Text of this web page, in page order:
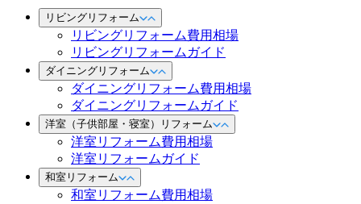
リビングリフォーム
リビングリフォーム費用相場
リビングリフォームガイド
ダイニングリフォーム
ダイニングリフォーム費用相場
ダイニングリフォームガイド
洋室（子供部屋・寝室）リフォーム
洋室リフォーム費用相場
洋室リフォームガイド
和室リフォーム
和室リフォーム費用相場